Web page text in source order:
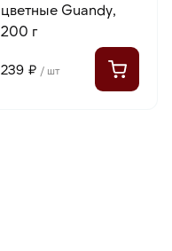
цветные Guandy,
200 г
239 ₽ / шт